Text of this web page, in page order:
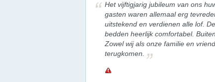
Het vijftigjarig jubileum van ons
gasten waren allemaal erg
uitstekend en verdienen alle lof.
bedden heerlijk comfortabel.
Zowel wij als onze familie en
terugkomen.